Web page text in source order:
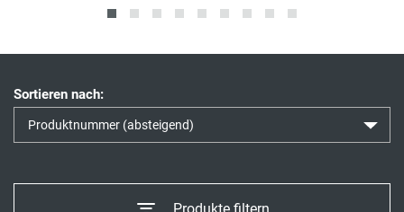
Sortieren nach: